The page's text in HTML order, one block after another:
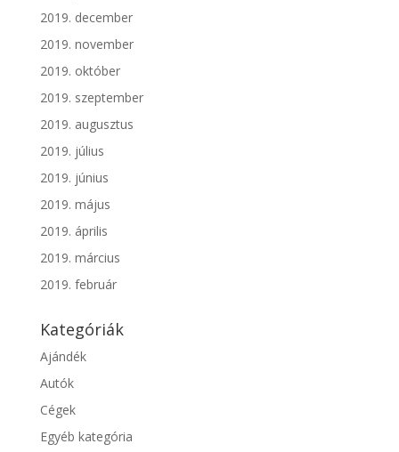
2019. december
2019. november
2019. október
2019. szeptember
2019. augusztus
2019. július
2019. június
2019. május
2019. április
2019. március
2019. február
Kategóriák
Ajándék
Autók
Cégek
Egyéb kategória